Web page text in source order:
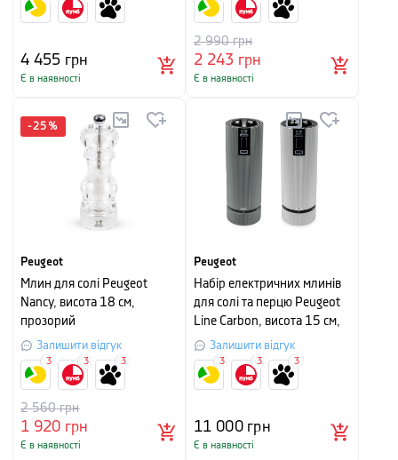
4 455 грн
Є в наявності
2 243 грн
2 990грн
Є в наявності
-25 %
Peugeot
Млин для солі Peugeot
Nancy, висота 18 см,
прозорий
Залишити відгук
1 920 грн
2 560грн
Є в наявності
3 3 3
Peugeot
Набір електричних млинів
для солі та перцю Peugeot
Line Carbon, висота 15 см,
сірийЗалишити відгук
11 000грн
Є в наявності
3 3 3